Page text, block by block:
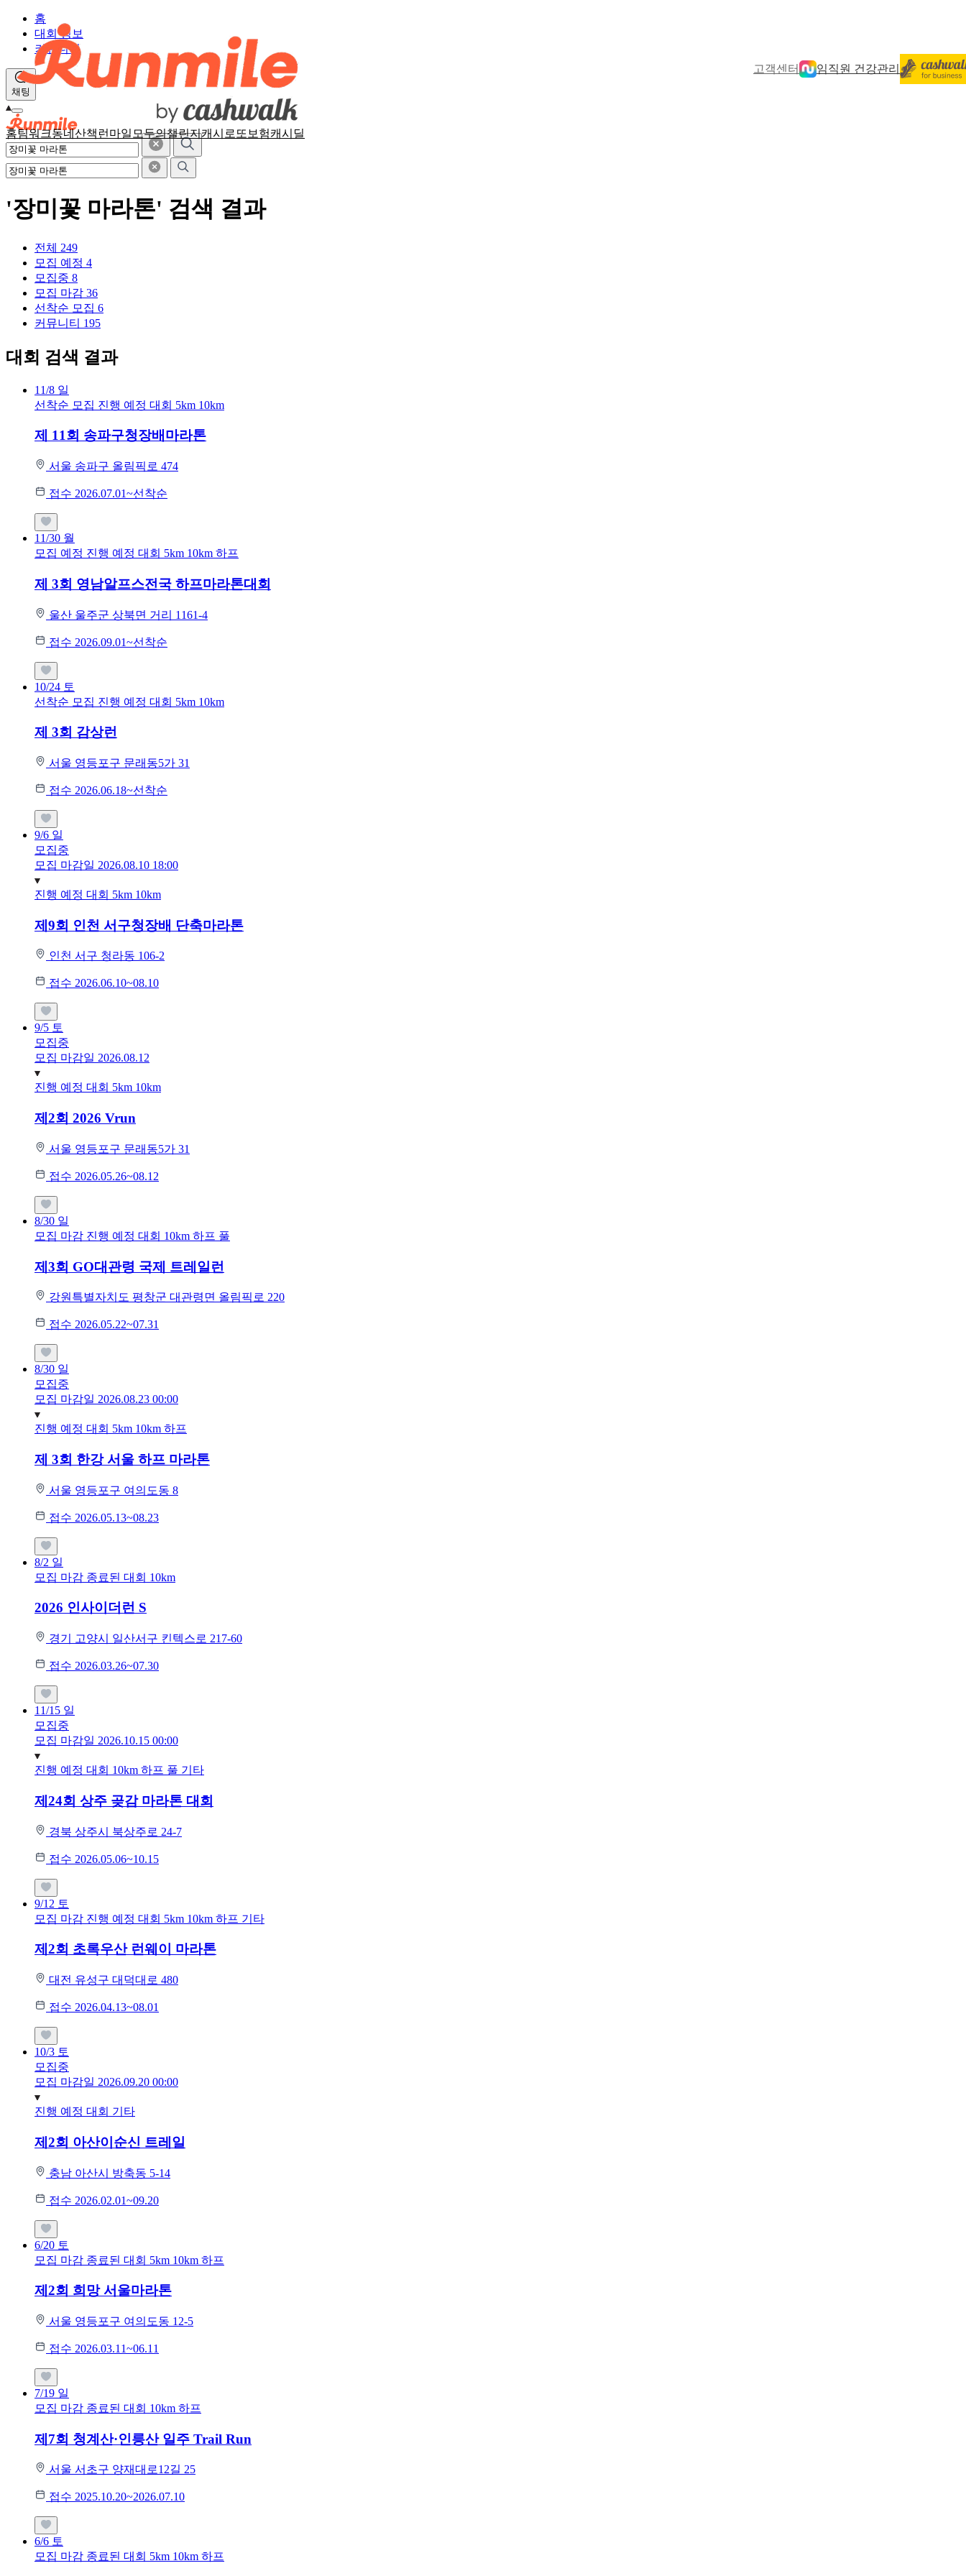
고객센터 임직원 건강관리
홈팀워크동네산책 런마일 모두의챌린지캐시로또 보험캐시딜
홈
대회 정보
커뮤니티
채팅
'장미꽃 마라톤' 검색 결과
전체 249
모집 예정 4
모집중 8
모집 마감 36
선착순 모집 6
커뮤니티 195
대회 검색 결과
11/8 일
선착순 모집 진행 예정 대회 5km 10km
제 11회 송파구청장배마라톤
서울 송파구 올림픽로 474
접수 2026.07.01~선착순
11/30 월
모집 예정 진행 예정 대회 5km 10km 하프
제 3회 영남알프스전국 하프마라톤대회
울산 울주군 상북면 거리 1161-4
접수 2026.09.01~선착순
10/24 토
선착순 모집 진행 예정 대회 5km 10km
제 3회 감상런
서울 영등포구 문래동5가 31
접수 2026.06.18~선착순
9/6 일
모집중
모집 마감일 2026.08.10 18:00
진행 예정 대회 5km 10km
제9회 인천 서구청장배 단축마라톤
인천 서구 청라동 106-2
접수 2026.06.10~08.10
9/5 토
모집중
모집 마감일 2026.08.12
진행 예정 대회 5km 10km
제2회 2026 Vrun
서울 영등포구 문래동5가 31
접수 2026.05.26~08.12
8/30 일
모집 마감 진행 예정 대회 10km 하프 풀
제3회 GO대관령 국제 트레일런
강원특별자치도 평창군 대관령면 올림픽로 220
접수 2026.05.22~07.31
8/30 일
모집중
모집 마감일 2026.08.23 00:00
진행 예정 대회 5km 10km 하프
제 3회 한강 서울 하프 마라톤
서울 영등포구 여의도동 8
접수 2026.05.13~08.23
8/2 일
모집 마감 종료된 대회 10km
2026 인사이더런 S
경기 고양시 일산서구 킨텍스로 217-60
접수 2026.03.26~07.30
11/15 일
모집중
모집 마감일 2026.10.15 00:00
진행 예정 대회 10km 하프 풀 기타
제24회 상주 곶감 마라톤 대회
경북 상주시 북상주로 24-7
접수 2026.05.06~10.15
9/12 토
모집 마감 진행 예정 대회 5km 10km 하프 기타
제2회 초록우산 런웨이 마라톤
대전 유성구 대덕대로 480
접수 2026.04.13~08.01
10/3 토
모집중
모집 마감일 2026.09.20 00:00
진행 예정 대회 기타
제2회 아산이순신 트레일
충남 아산시 방축동 5-14
접수 2026.02.01~09.20
6/20 토
모집 마감 종료된 대회 5km 10km 하프
제2회 희망 서울마라톤
서울 영등포구 여의도동 12-5
접수 2026.03.11~06.11
7/19 일
모집 마감 종료된 대회 10km 하프
제7회 청계산·인릉산 일주 Trail Run
서울 서초구 양재대로12길 25
접수 2025.10.20~2026.07.10
6/6 토
모집 마감 종료된 대회 5km 10km 하프